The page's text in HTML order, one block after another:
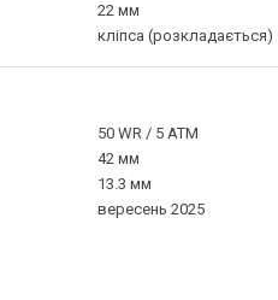
22 мм
кліпса (розкладається)
50 WR / 5 ATM
42 мм
13.3 мм
вересень 2025